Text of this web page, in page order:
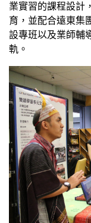
業實習的課程設計
育，並配合遠東集
設專班以及業師輔
軌。